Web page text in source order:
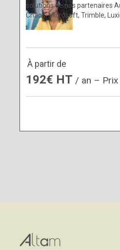
solutions de nos partenaires
Chaos, Microsoft, Trimble,
À partir de
192€ HT / an –